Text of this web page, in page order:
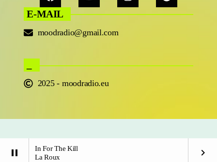
pause
In For The Kill
La Roux
keyboard_arrow_right
E-MAIL
moodradio@gmail.com
2025 - moodradio.eu